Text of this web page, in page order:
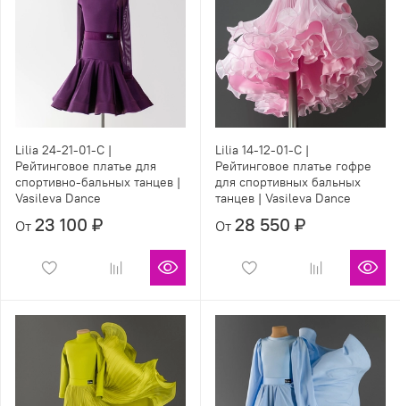
Lilia 24-21-01-С |
Рейтинговое платье для
спортивно-бальных танцев |
Vasileva Dance
От 23 100 ₽
Lilia 14-12-01-С |
Рейтинговое платье гофре
для спортивных бальных
танцев | Vasileva Dance
От 28 550 ₽